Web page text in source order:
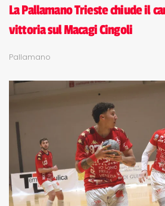
La Pallamano Trieste chiude il
vittoria sul Macagi Cingoli
Pallamano